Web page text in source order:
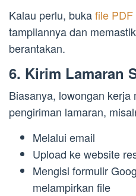
Kalau perlu, bukafile PDF
tampilannya dan
berantakan.
6. Kirim Lamaran
Biasanya, lowongan kerja
pengiriman lamaran,
Melalui email
Upload ke website
Mengisi formulir
melampirkan file